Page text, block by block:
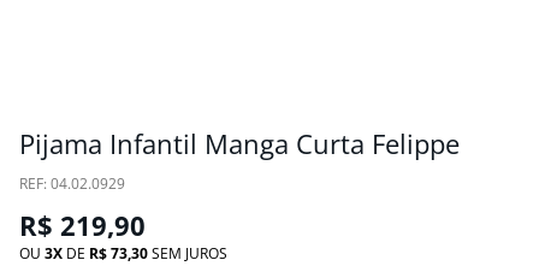
Pijama Infantil Manga Curta Felippe
: 04.02.0929
R$ 219,90
OU 3 DE R$73,30SEM JUROS